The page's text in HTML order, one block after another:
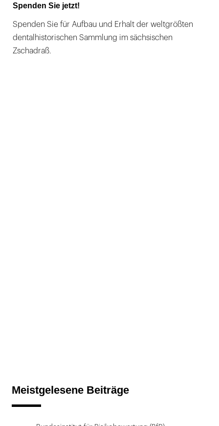
Spenden Sie jetzt!
Spenden Sie für Aufbau und Erhalt der weltgrößten
dentalhistorischen Sammlung im sächsischen
Zschadraß.
Meistgelesene Beiträge